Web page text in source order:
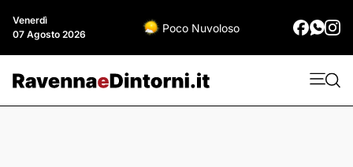
Venerdì
07 Agosto 2026
Poco Nuvoloso